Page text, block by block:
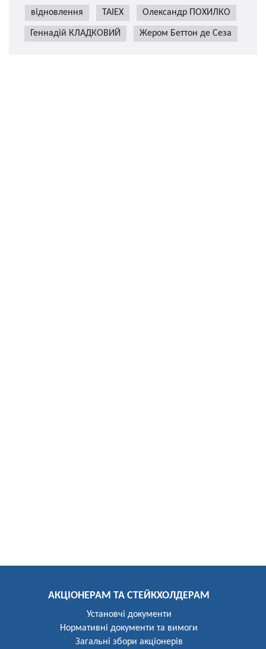
відновлення TAIEX Олександр ПОХИЛКО
Геннадій КЛАДКОВИЙ Жером Беттон де Сеза
АКЦІОНЕРАМ ТА СТЕЙКХОЛДЕРАМ
Установчі документи
Нормативні документи та вимоги
Загальні збори акціонерів